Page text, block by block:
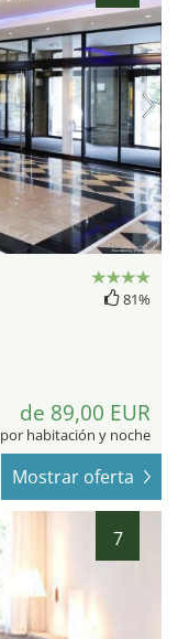
81%
de 89,00 EUR
por habitación y noche
Mostrar oferta
7